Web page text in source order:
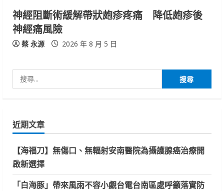
神經阻斷術緩解帶狀皰疹疼痛 降低皰疹後
神經痛風險
蔡 永源 2026 年 8 月 5 日
尋
字:
近期文章
【海福刀】無傷口、無輻射安南醫院為攝護腺癌治療開
啟新選擇
「白海豚」帶來風雨不容小覷台電台南區處呼籲落實防